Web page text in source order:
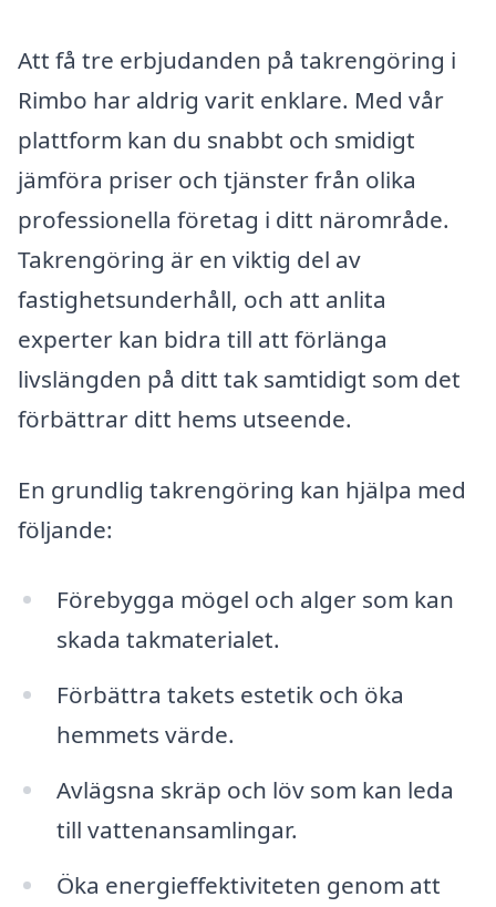
Att få tre erbjudanden på takrengöring i
Rimbo har aldrig varit enklare. Med vår
plattform kan du snabbt och smidigt
jämföra priser och tjänster från olika
professionella företag i ditt närområde.
Takrengöring är en viktig del av
fastighetsunderhåll, och att anlita
experter kan bidra till att förlänga
livslängden på ditt tak samtidigt som det
förbättrar ditt hems utseende.
En grundlig takrengöring kan hjälpa med
följande:
Förebygga mögel och alger som kan
skada takmaterialet.
Förbättra takets estetik och öka
hemmets värde.
Avlägsna skräp och löv som kan leda
till vattenansamlingar.
Öka energieffektiviteten genom att